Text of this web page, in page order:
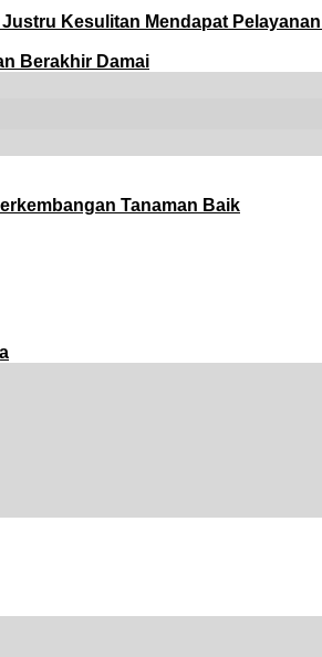
Kesulitan Mendapat
Berakhir Damai
Tanaman Baik